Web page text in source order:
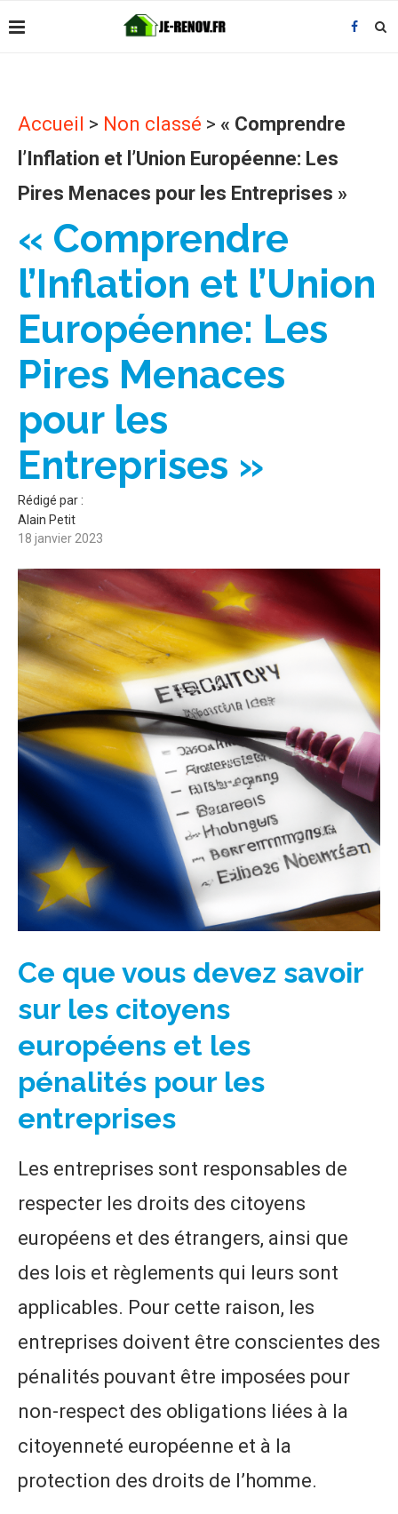
Accueil > Non classé > « Comprendre
l’Inflation et l’Union Européenne: Les
Pires Menaces pour les Entreprises »
« Comprendre
l’Inflation et l’Union
Européenne: Les
Pires Menaces
pour les
Entreprises »
Rédigé par :
Alain Petit
18 janvier 2023
Ce que vous devez savoir
sur les citoyens
européens et les
pénalités pour les
entreprises
Les entreprises sont responsables de
respecter les droits des citoyens
européens et des étrangers, ainsi que
des lois et règlements qui leurs sont
applicables. Pour cette raison, les
entreprises doivent être conscientes des
pénalités pouvant être imposées pour
non-respect des obligations liées à la
citoyenneté européenne et à la
protection des droits de l’homme.